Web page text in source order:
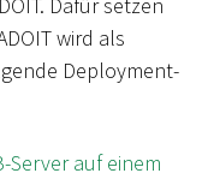
Dafür setzen
wird als
Deployment-
Server auf einem